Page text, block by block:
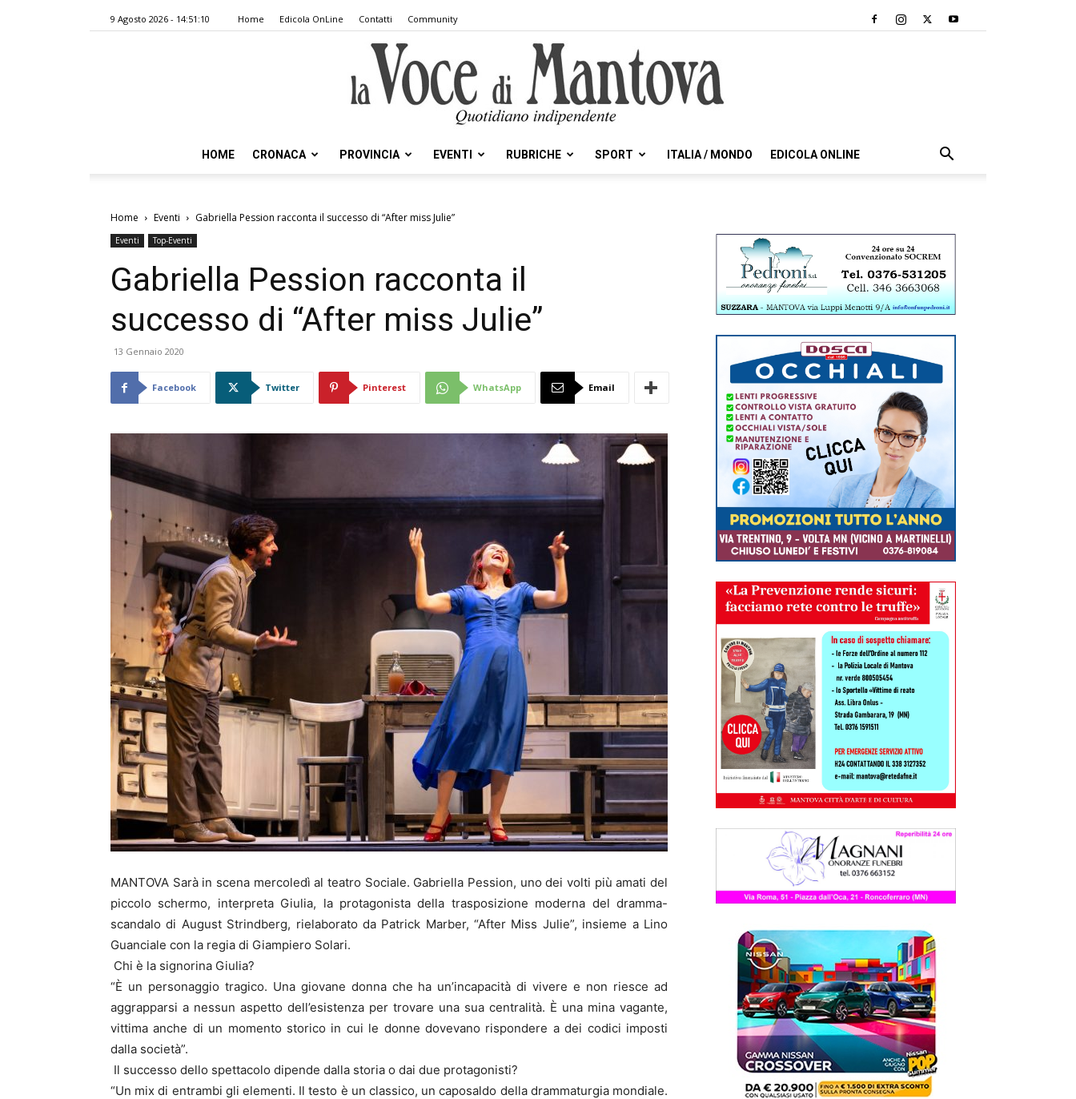
9 Agosto 2026 - 14:51:10 Home Edicola OnLine Contatti Community
Mantova
HOME CRONACA PROVINCIA EVENTI RUBRICHE SPORT ITALIA / MONDO EDICOLA ONLINE
Home Eventi Gabriella Pession racconta il successo di “After miss Julie”
Eventi Top-Eventi
Gabriella Pession racconta il
successo di “After miss Julie”
13 Gennaio 2020
Facebook Twitter Pinterest WhatsApp Email
MANTOVA Sarà in scena mercoledì al teatro Sociale. Gabriella Pession, uno dei volti più amati del
piccolo schermo, interpreta Giulia, la protagonista della trasposizione moderna del dramma-
scandalo di August Strindberg, rielaborato da Patrick Marber, “After Miss Julie”, insieme a Lino
Guanciale con la regia di Giampiero Solari.
Chi è la signorina Giulia?
“È un personaggio tragico. Una giovane donna che ha un’incapacità di vivere e non riesce ad
aggrapparsi a nessun aspetto dell’esistenza per trovare una sua centralità. È una mina vagante,
vittima anche di un momento storico in cui le donne dovevano rispondere a dei codici imposti
dalla società”.
Il successo dello spettacolo dipende dalla storia o dai due protagonisti?
“Un mix di entrambi gli elementi. Il testo è un classico, un caposaldo della drammaturgia mondiale.